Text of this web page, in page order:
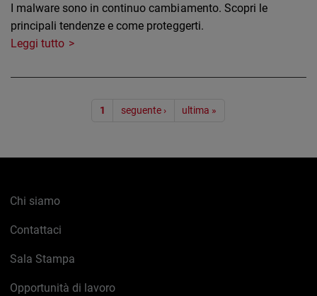
I malware sono in continuo cambiamento. Scopri le
principali tendenze e come proteggerti.
Leggi tutto
Paginazione1 seguente › ultima »
Chi siamo
Contattaci
Sala Stampa
Opportunità di lavoro